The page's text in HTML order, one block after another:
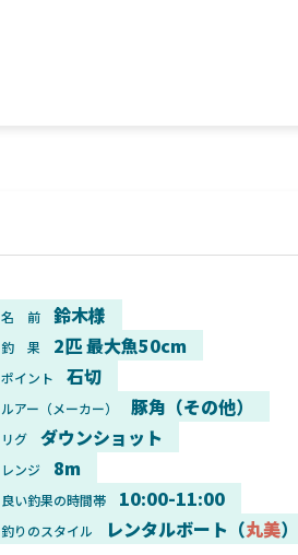
名 前 鈴木様
釣 果 2匹 最大魚50cm
ポイント 石切
ルアー（メーカー） 豚角（その他）
リグ ダウンショット
レンジ 8m
良い釣果の時間帯 10:00-11:00
釣りのスタイル レンタルボート（丸美）